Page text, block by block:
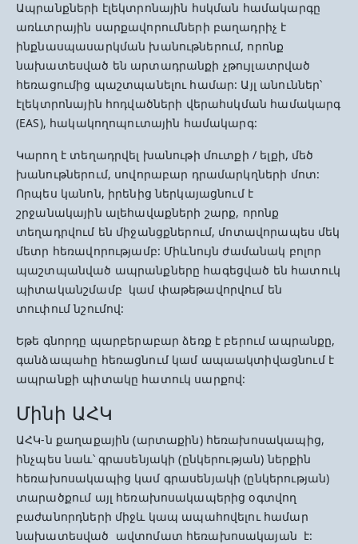
Ապրանքների էլեկտրոնային հսկման համակարգը
առևտրային սարքավորումների բաղադրիչ է
ինքնասպասարկման խանութներում, որոնք
նախատեսված են արտադրանքի չթույլատրված
հեռացումից պաշտպանելու համար: Այլ անուններ՝
էլեկտրոնային հոդվածների վերահսկման համակարգ
(EAS), հակակողոպուտային համակարգ:
Կարող է տեղադրվել խանութի մուտքի / ելքի, մեծ
խանութներում, սովորաբար դրամարկղների մոտ:
Որպես կանոն, իրենից ներկայացնում է
շրջանակային ալեհավաքների շարք, որոնք
տեղադրվում են միջանցքներում, մոտավորապես մեկ
մետր հեռավորությամբ: Միևնույն ժամանակ բոլոր
պաշտպանված ապրանքները հագեցված են հատուկ
պիտականշմամբ կամ փաթեթավորվում են
տուփում նշումով:
Եթե գնորդը պարբերաբար ձեռք է բերում ապրանքը,
գանձապահը հեռացնում կամ ապաակտիվացնում է
ապրանքի պիտակը հատուկ սարքով:
Մինի ԱՀԿ
ԱՀԿ-ն քաղաքային (արտաքին) հեռախոսակապից,
ինչպես նաև՝ գրասենյակի (ընկերության) ներքին
հեռախոսակապից կամ գրասենյակի (ընկերության)
տարածքում այլ հեռախոսակապերից օգտվող
բաժանորդների միջև կապ ապահովելու համար
նախատեսված ավտոմատ հեռախոսակայան է: